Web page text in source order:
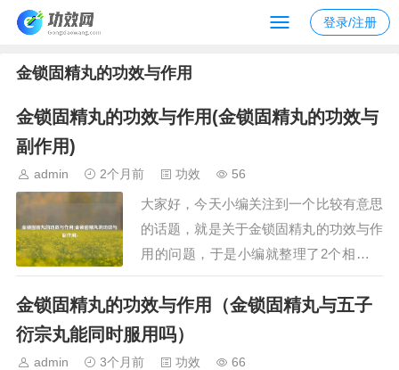
登录/注册
金锁固精丸的功效与作用
金锁固精丸的功效与作用(金锁固精丸的功效与
副作用)
admin 2个月前 功效 56
大家好，今天小编关注到一个比较有意思
的话题，就是关于金锁固精丸的功效与作
用的问题，于是小编就整理了2个相关介
绍金锁固精丸的功效与作用的解答，让我
们一起看看吧。文章目录：金锁固精丸的
功效与作用金锁固精丸的功效与副作用
一、金锁固精丸的功效与作用金锁固精丸
金锁固精丸的功效与作用（金锁固精丸与五子
衍宗丸能同时服用吗）
admin 3个月前 功效 66